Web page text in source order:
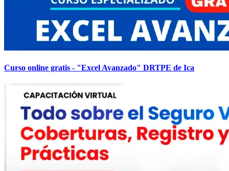
Curso online gratis - "Excel Avanzado" DRTPE de Ica